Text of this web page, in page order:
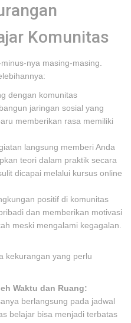
Komunitas
nya masing-masing.
dengan komunitas
jaringan sosial yang
memberikan rasa memiliki
langsung memberi Anda
teori dalam praktik secara
dicapai melalui kursus online
positif di komunitas
dan memberikan motivasi
meski mengalami kegagalan.
kekurangan yang perlu
Waktu dan Ruang:
berlangsung pada jadwal
belajar bisa menjadi terbatas